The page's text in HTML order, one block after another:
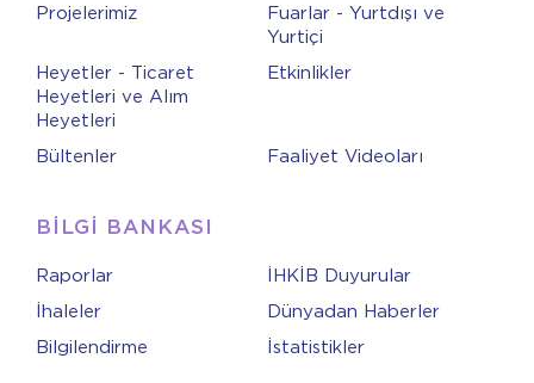
Projelerimiz
Fuarlar - Yurtdışı ve
Yurtiçi
Heyetler - Ticaret
Heyetleri ve Alım
Heyetleri
Etkinlikler
Bültenler Faaliyet Videoları
BİLGİ BANKASI
Raporlar
İHKİB Duyurular
İhaleler
Dünyadan Haberler
Bilgilendirme
İstatistikler